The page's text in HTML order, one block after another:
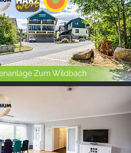
Zum Wildbach
cookie збирають інформацію
допомагає нам
відвідувачі використовують